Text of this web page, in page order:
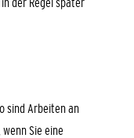
sind Arbeiten an
Sie eine